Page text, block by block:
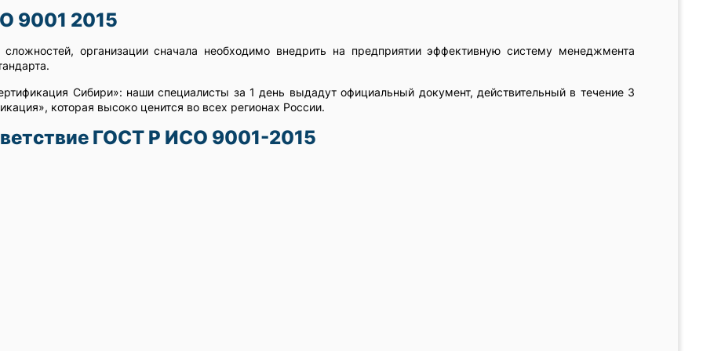
9001 2015
организации сначала необходимо внедрить на предприятии эффективную систему менеджмента
Сибири»: наши специалисты за 1 день выдадут официальный документ, действительный в течение 3
которая высоко ценится во всех регионах России.
ГОСТ Р ИСО 9001-2015